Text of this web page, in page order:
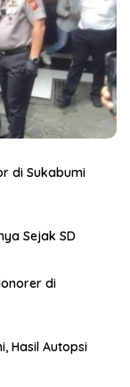
di Sukabumi
Sejak SD
di
Hasil Autopsi